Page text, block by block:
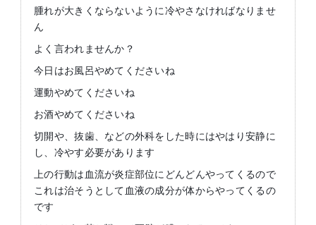
腫れが大きくならないように冷やさなければなりませ
ん
よく言われませんか？
今日はお風呂やめてくださいね
運動やめてくださいね
お酒やめてくださいね
切開や、抜歯、などの外科をした時にはやはり安静に
し、冷やす必要があります
上の行動は血流が炎症部位にどんどんやってくるので
これは治そうとして血液の成分が体からやってくるの
です